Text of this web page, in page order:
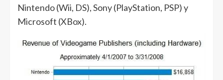
Nintendo (Wii, DS), Sony (PlayStation, PSP) y
Microsoft (XBox).